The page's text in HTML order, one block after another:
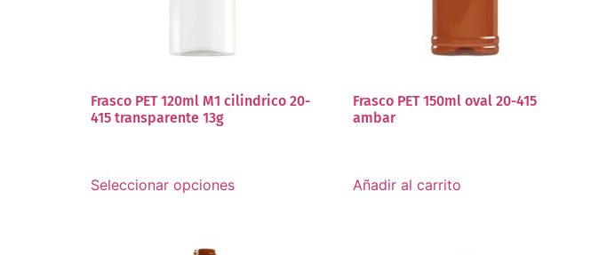
Frasco PET 120ml M1 cilindrico 20-
415 transparente 13g
Seleccionar opciones
Frasco PET 150ml oval 20-415
ambar
Añadir al carrito